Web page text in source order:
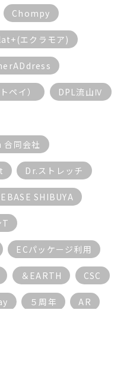
Chompy
エクラモア)
ペイ） DPL流山Ⅳ
同会社
Dr.ストレッチ
SHIBUYA
T
ECパッケージ利用
＆EARTH CSC
５周年 AR